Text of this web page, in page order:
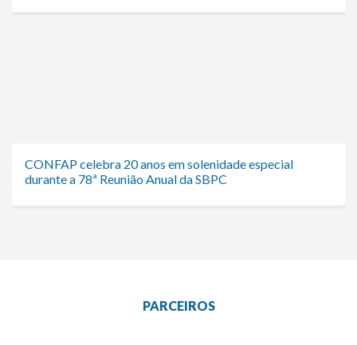
CONFAP celebra 20 anos em solenidade especial
durante a 78ª Reunião Anual da SBPC
PARCEIROS